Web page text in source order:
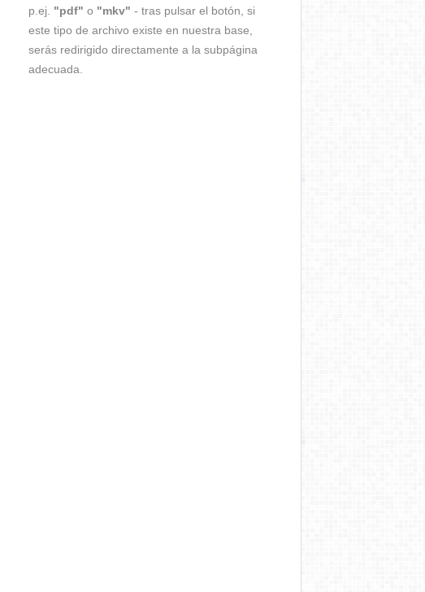
p.ej. "pdf" o "mkv" - tras pulsar el botón, si
este tipo de archivo existe en nuestra base,
serás redirigido directamente a la subpágina
adecuada.